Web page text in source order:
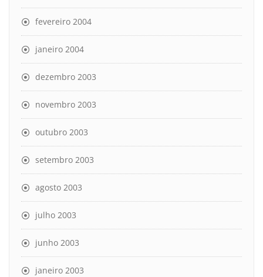
fevereiro 2004
janeiro 2004
dezembro 2003
novembro 2003
outubro 2003
setembro 2003
agosto 2003
julho 2003
junho 2003
janeiro 2003